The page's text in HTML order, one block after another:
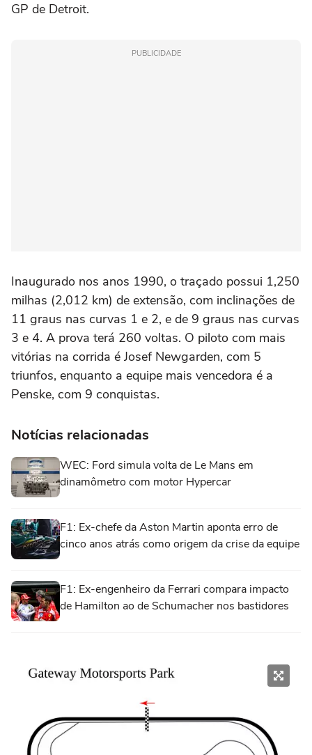
GP de Detroit.
PUBLICIDADE
Inaugurado nos anos 1990, o traçado possui 1,250
milhas (2,012 km) de extensão, com inclinações de
11 graus nas curvas 1 e 2, e de 9 graus nas curvas
3 e 4. A prova terá 260 voltas. O piloto com mais
vitórias na corrida é Josef Newgarden, com 5
triunfos, enquanto a equipe mais vencedora é a
Penske, com 9 conquistas.
Notícias relacionadas
WEC: Ford simula volta de Le Mans em
dinamômetro com motor Hypercar
F1: Ex-chefe da Aston Martin aponta erro de
cinco anos atrás como origem da crise da equipe
F1: Ex-engenheiro da Ferrari compara impacto
de Hamilton ao de Schumacher nos bastidores